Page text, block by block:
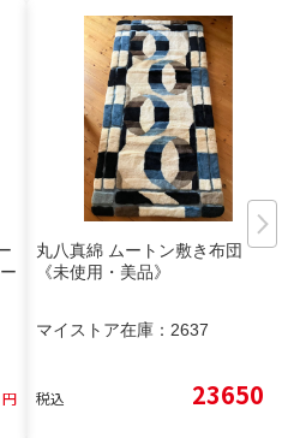
円
丸八真綿 ムートン敷き布団
《未使用・美品》
マイストア在庫： 2637
税込 23650